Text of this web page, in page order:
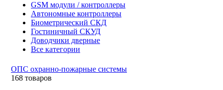
GSM модули / контроллеры
Автономные контроллеры
Биометрический СКД
Гостиничный СКУД
Доводчики дверные
Все категории
ОПС охранно-пожарные системы
168 товаров